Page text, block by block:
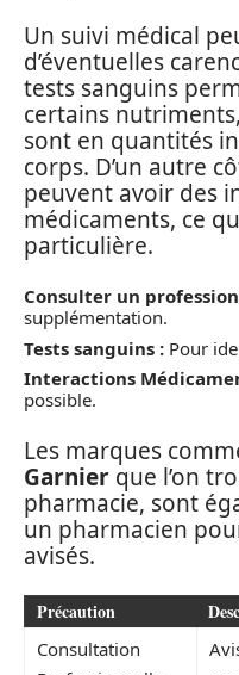
Un suivi médical
d’éventuelles
tests sanguins
certains
sont en quantités
corps. D’un autre
peuvent avoir des
médicaments, ce
particulière.
Consulter un
supplémentation.
Tests sanguins : Pour
Interactions
possible.
Les marques
Garnier que l’on
pharmacie, sont
un pharmacien
avisés.
Précaution
Consultation